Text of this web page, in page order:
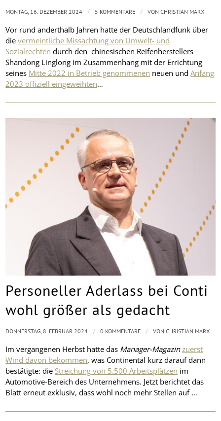
Vor rund anderthalb Jahren hatte der Deutschlandfunk über
dievermeintliche Missachtung von Umwelt- und
Sozialrechten durch den chinesischen Reifenherstellers
Shandong Linglong im Zusammenhang mit der Errichtung
seines Mitte 2022 in Betrieb genommenen neuen undAnfang
2023 offiziell eingeweihten…
MONTAG, 16. DEZEMBER 2024 / 5 KOMMENTARE / VONCHRISTIAN MARX
Personeller Aderlass bei Conti
wohl größer als gedacht
Im vergangenen Herbst hatte das Manager-Magazin zuerst
Wind davon bekommen, was Continental kurz darauf dann
bestätigte: die Streichung von 5.500 Arbeitsplätzen im
Automotive-Bereich des Unternehmens. Jetzt berichtet das
Blatt erneut exklusiv, dass wohl noch mehr Stellen auf …
DONNERSTAG, 8. FEBRUAR 2024 / 0 KOMMENTARE / VONCHRISTIAN MARX